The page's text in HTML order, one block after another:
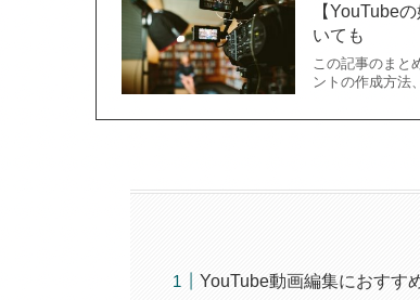
【YouTube
いても
この記事のまと
ントの作成方法
YouTube動画編集におすす